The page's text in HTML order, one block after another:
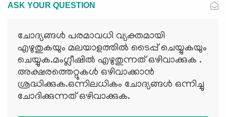
ASK YOUR QUESTION
ചോദ്യങ്ങള്‍ പരമാവധി വ്യക്തമായി
എഴുതുകയും മലയാളത്തില്‍ ടൈപ്പ് ചെയ്യുകയും
ചെയ്യുക.മംഗ്ലീഷില്‍ എഴുതുന്നത് ഒഴിവാക്കുക .
അക്ഷരത്തെറ്റുകള്‍ ഒഴിവാക്കാന്‍
ശ്രദ്ധിക്കുക.ഒന്നിലധികം ചോദ്യങ്ങള്‍ ഒന്നിച്ചു
ചോദിക്കുന്നത് ഒഴിവാക്കുക.